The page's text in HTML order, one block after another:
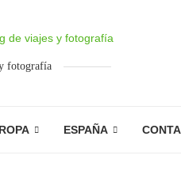
fotografía
ESPAÑA